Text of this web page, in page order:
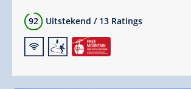
92 Uitstekend / 13 Ratings
🜉🞷